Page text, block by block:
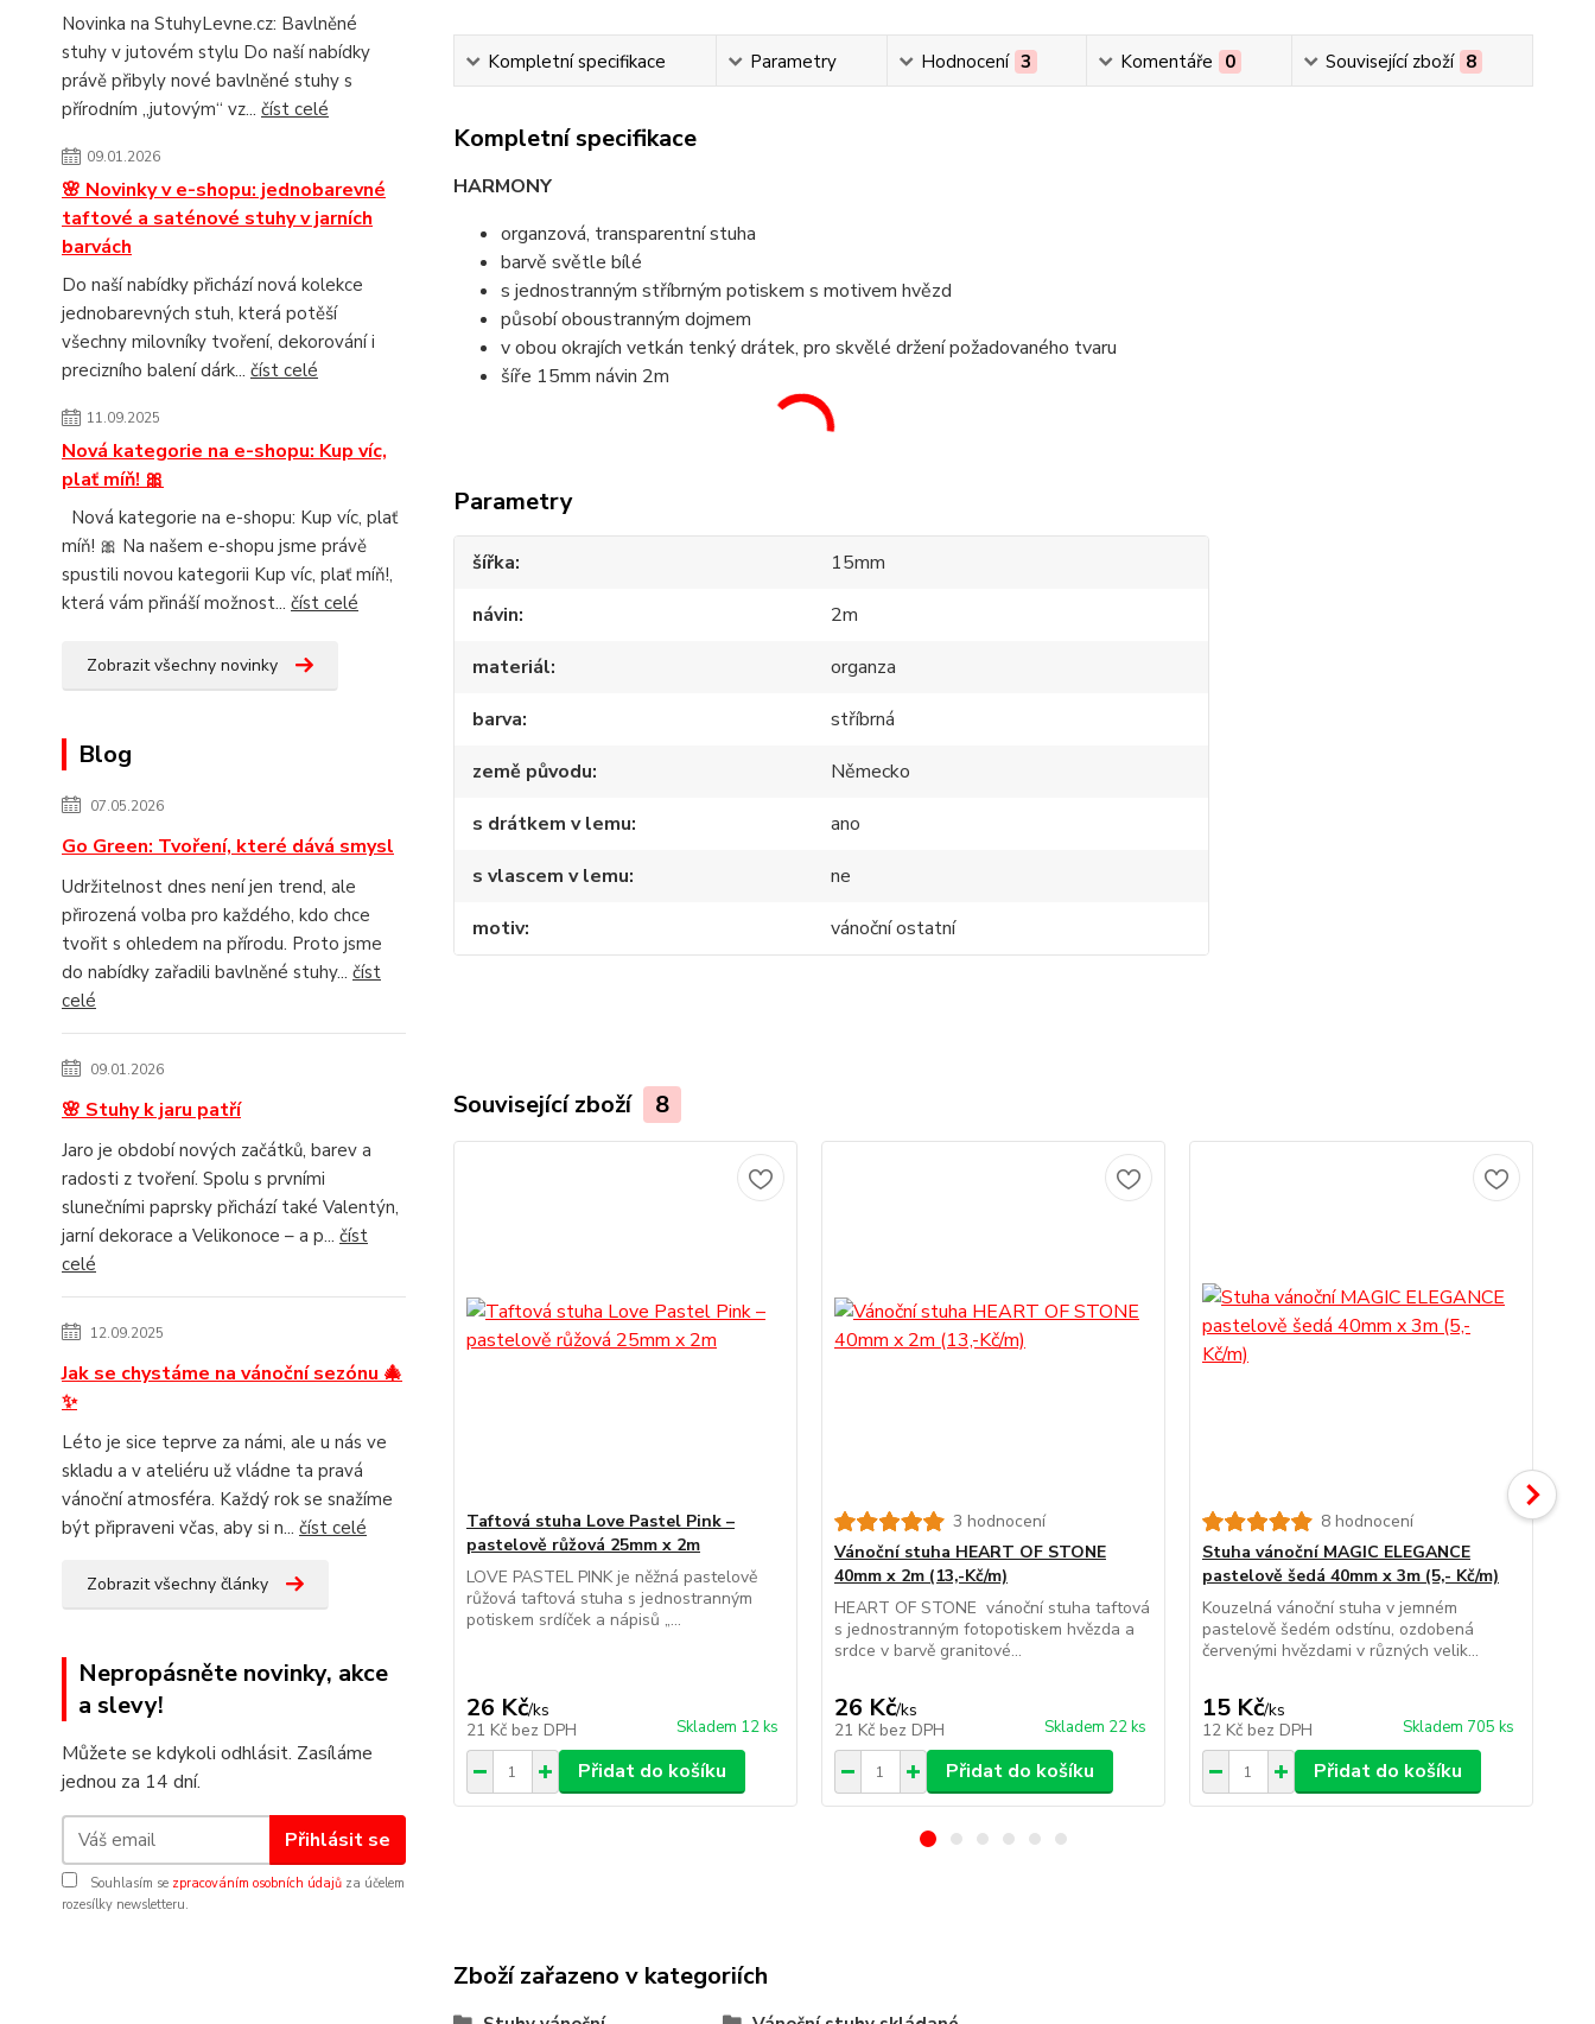
Novinka na StuhyLevne.cz: Bavlněné
stuhy v jutovém stylu Do naší nabídky
právě přibyly nové bavlněné stuhy s
přírodním „jutovým“ vz... číst celé
09.01.2026
🌸 Novinky v e-shopu: jednobarevné
taftové a saténové stuhy v jarních
barvách
Do naší nabídky přichází nová kolekce
jednobarevných stuh, která potěší
všechny milovníky tvoření, dekorování i
precizního balení dárk... číst celé
11.09.2025
Nová kategorie na e-shopu: Kup víc,
plať míň! 🎀
Nová kategorie na e-shopu: Kup víc, plať
míň! 🎀 Na našem e-shopu jsme právě
spustili novou kategorii Kup víc, plať míň!,
která vám přináší možnost... číst celé
Zobrazit všechny novinky
Blog
07.05.2026
Go Green: Tvoření, které dává smysl
Udržitelnost dnes není jen trend, ale
přirozená volba pro každého, kdo chce
tvořit s ohledem na přírodu. Proto jsme
do nabídky zařadili bavlněné stuhy... číst
celé
09.01.2026
🌸 Stuhy k jaru patří
Jaro je období nových začátků, barev a
radosti z tvoření. Spolu s prvními
slunečními paprsky přichází také Valentýn,
jarní dekorace a Velikonoce – a p... číst
celé
12.09.2025
Jak se chystáme na vánoční sezónu 🎄
✨
Léto je sice teprve za námi, ale u nás ve
skladu a v ateliéru už vládne ta pravá
vánoční atmosféra. Každý rok se snažíme
být připraveni včas, aby si n... číst celé
Zobrazit všechny články
Nepropásněte novinky, akce
a slevy!
Můžete se kdykoli odhlásit. Zasíláme
jednou za 14 dní.
Přihlásit se
Souhlasím se zpracováním osobních údajů za účelem
rozesílky newsletteru.
Kompletní specifikace Parametry Hodnocení 3 Komentáře 0 Související zboží 8
Kompletní specifikace
HARMONY
organzová, transparentní stuha
barvě světle bílé
s jednostranným stříbrným potiskem s motivem hvězd
působí oboustranným dojmem
v obou okrajích vetkán tenký drátek, pro skvělé držení požadovaného tvaru
šíře 15mm návin 2m
Parametry
šířka
15mm
návin
2m
materiál
organza
barva
stříbrná
země původu
Německo
s drátkem v lemu
ano
s vlascem v lemu
ne
motiv
vánoční ostatní
Související zboží 8
Taftová stuha Love Pastel Pink –
pastelově růžová 25mm x 2m
LOVE PASTEL PINK je něžná pastelově
růžová taftová stuha s jednostranným
potiskem srdíček a nápisů „...
26 Kč/ks
21 Kč bez DPH Skladem 12 ks
Přidat do košíku
3 hodnocení
Vánoční stuha HEART OF STONE
40mm x 2m (13,-Kč/m)
HEART OF STONE vánoční stuha taftová
s jednostranným fotopotiskem hvězda a
srdce v barvě granitové...
26 Kč/ks
21 Kč bez DPH Skladem 22 ks
Přidat do košíku
8 hodnocení
Stuha vánoční MAGIC ELEGANCE
pastelově šedá 40mm x 3m (5,- Kč/m)
Kouzelná vánoční stuha v jemném
pastelově šedém odstínu, ozdobená
červenými hvězdami v různých velik...
15 Kč/ks
12 Kč bez DPH Skladem 705 ks
Přidat do košíku
Zboží zařazeno v kategoriích